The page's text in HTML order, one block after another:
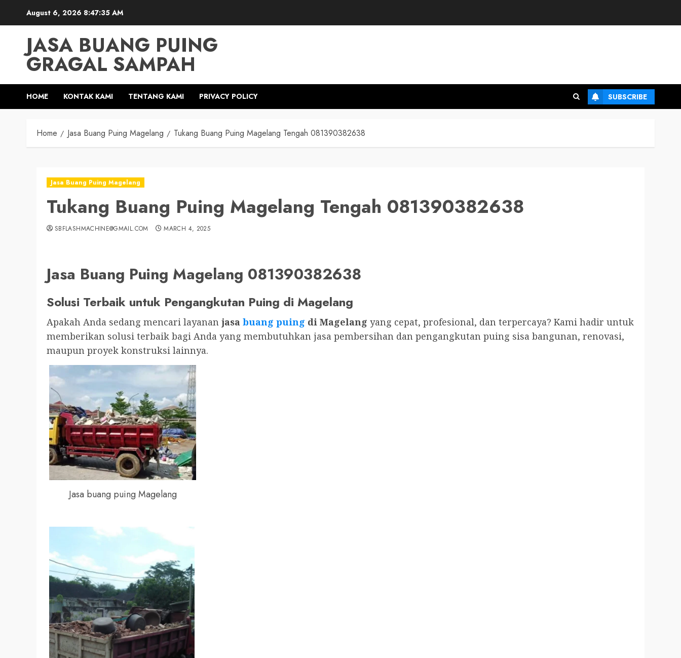
August 6, 2026 8:47:36 AM
JASA BUANG PUING
GRAGAL SAMPAH
HOME KONTAK KAMI TENTANG KAMI PRIVACY POLICY SUBSCRIBE
Home Jasa Buang Puing Magelang Tukang Buang Puing Magelang Tengah 081390382638
Jasa Buang Puing Magelang
Tukang Buang Puing Magelang Tengah 081390382638
SBFLASHMACHINE@GMAIL.COM MARCH 4, 2025
Jasa Buang Puing Magelang 081390382638
Solusi Terbaik untuk Pengangkutan Puing di Magelang
Apakah Anda sedang mencari layanan jasa buang puing di Magelang yang cepat, profesional, dan terpercaya? Kami hadir untuk
memberikan solusi terbaik bagi Anda yang membutuhkan jasa pembersihan dan pengangkutan puing sisa bangunan, renovasi,
maupun proyek konstruksi lainnya.
Jasa buang puing Magelang